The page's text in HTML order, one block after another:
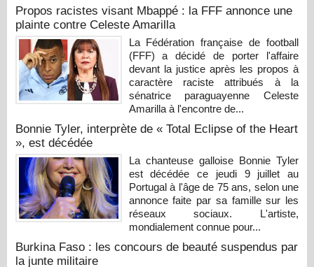
Propos racistes visant Mbappé : la FFF annonce une
plainte contre Celeste Amarilla
La Fédération française de football
(FFF) a décidé de porter l'affaire
devant la justice après les propos à
caractère raciste attribués à la
sénatrice paraguayenne Celeste
Amarilla à l'encontre de...
Bonnie Tyler, interprète de « Total Eclipse of the Heart
», est décédée
La chanteuse galloise Bonnie Tyler
est décédée ce jeudi 9 juillet au
Portugal à l'âge de 75 ans, selon une
annonce faite par sa famille sur les
réseaux sociaux. L'artiste,
mondialement connue pour...
Burkina Faso : les concours de beauté suspendus par
la junte militaire